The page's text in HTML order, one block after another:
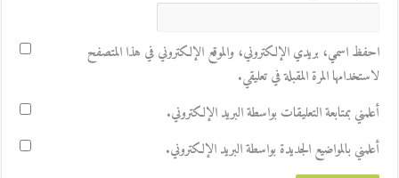
احفظ اسمي، بريدي الإلكتروني، والموقع الإلكتروني في هذا المتصفح
لاستخدامها المرة المقبلة في تعليقي.
أعلمني بمتابعة التعليقات بواسطة البريد الإلكتروني.
أعلمني بالمواضيع الجديدة بواسطة البريد الإلكتروني.